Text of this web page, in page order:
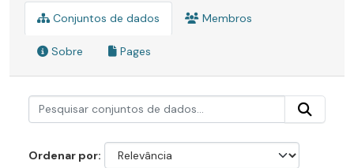
Conjuntos de dados Membros
Sobre Pages
Ordenar por